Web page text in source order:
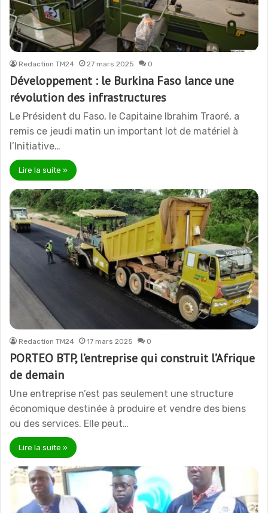
Redaction TM24 27 mars 2025 0
Développement : le Burkina Faso lance une
révolution des infrastructures
Le Président du Faso, le Capitaine Ibrahim Traoré, a
remis ce jeudi matin un important lot de matériel à
l’Initiative…
Lire la suite »
Redaction TM24 17 mars 2025 0
PORTEO BTP, l’entreprise qui construit l’Afrique
de demain
Une entreprise n’est pas seulement une structure
économique destinée à produire et vendre des biens
ou des services. Elle peut…
Lire la suite »